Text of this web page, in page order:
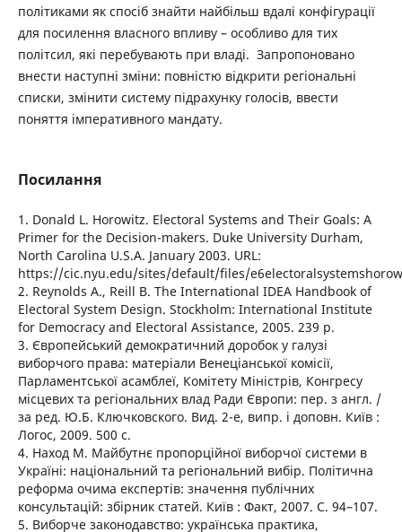
політиками як спосіб знайти найбільш вдалі конфігурації
для посилення власного впливу – особливо для тих
політсил, які перебувають при владі. Запропоновано
внести наступні зміни: повністю відкрити регіональні
списки, змінити систему підрахунку голосів, ввести
поняття імперативного мандату.
Посилання
1. Donald L. Horowitz. Electoral Systems and Their Goals: A
Primer for the Decision-makers. Duke University Durham,
North Carolina U.S.A. January 2003. URL:
https://cic.nyu.edu/sites/default/files/
2. Reynolds A., Reill B. The International IDEA Handbook of
Electoral System Design. Stockholm: International Institute
for Democracy and Electoral Assistance, 2005. 239 p.
3. Європейський демократичний доробок у галузі
виборчого права: матеріали Венеціанської комісії,
Парламентської асамблеї, Комітету Міністрів, Конгресу
місцевих та регіональних влад Ради Європи: пер. з англ. /
за ред. Ю.Б. Ключковского. Вид. 2-е, випр. і доповн. Київ :
Логос, 2009. 500 с.
4. Наход М. Майбутнє пропорційної виборчої системи в
Україні: національний та регіональний вибір. Політична
реформа очима експертів: значення публічних
консультацій: збірник статей. Київ : Факт, 2007. С. 94–107.
5. Виборче законодавство: українська практика,